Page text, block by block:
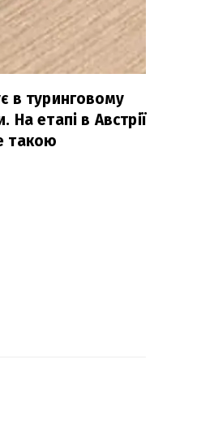
в туринговому
На етапі в Австрії
такою